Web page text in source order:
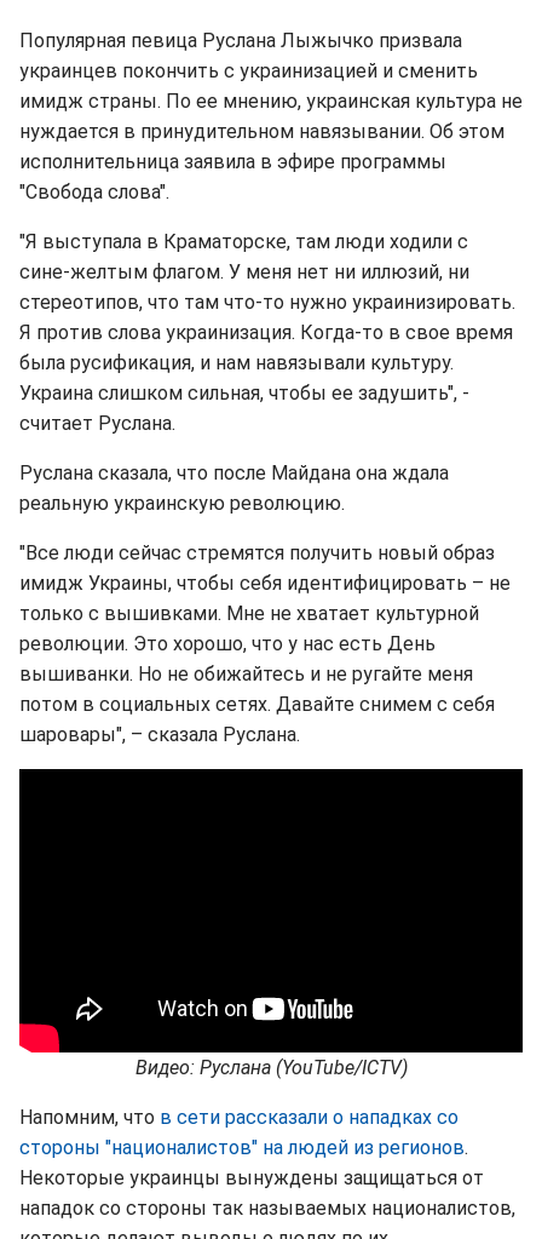
Популярная певица Руслана Лыжычко призвала
украинцев покончить с украинизацией и сменить
имидж страны. По ее мнению, украинская культура не
нуждается в принудительном навязывании. Об этом
исполнительница заявила в эфире программы
"Свобода слова".
"Я выступала в Краматорске, там люди ходили с
сине-желтым флагом. У меня нет ни иллюзий, ни
стереотипов, что там что-то нужно украинизировать.
Я против слова украинизация. Когда-то в свое время
была русификация, и нам навязывали культуру.
Украина слишком сильная, чтобы ее задушить", -
считает Руслана.
Руслана сказала, что после Майдана она ждала
реальную украинскую революцию.
"Все люди сейчас стремятся получить новый образ
имидж Украины, чтобы себя идентифицировать – не
только с вышивками. Мне не хватает культурной
революции. Это хорошо, что у нас есть День
вышиванки. Но не обижайтесь и не ругайте меня
потом в социальных сетях. Давайте снимем с себя
шаровары", – сказала Руслана.
Видео: Руслана (YouTube/ICTV)
Напомним, что в сети рассказали о нападках со
стороны "националистов" на людей из регионов.
Некоторые украинцы вынуждены защищаться от
нападок со стороны так называемых националистов,